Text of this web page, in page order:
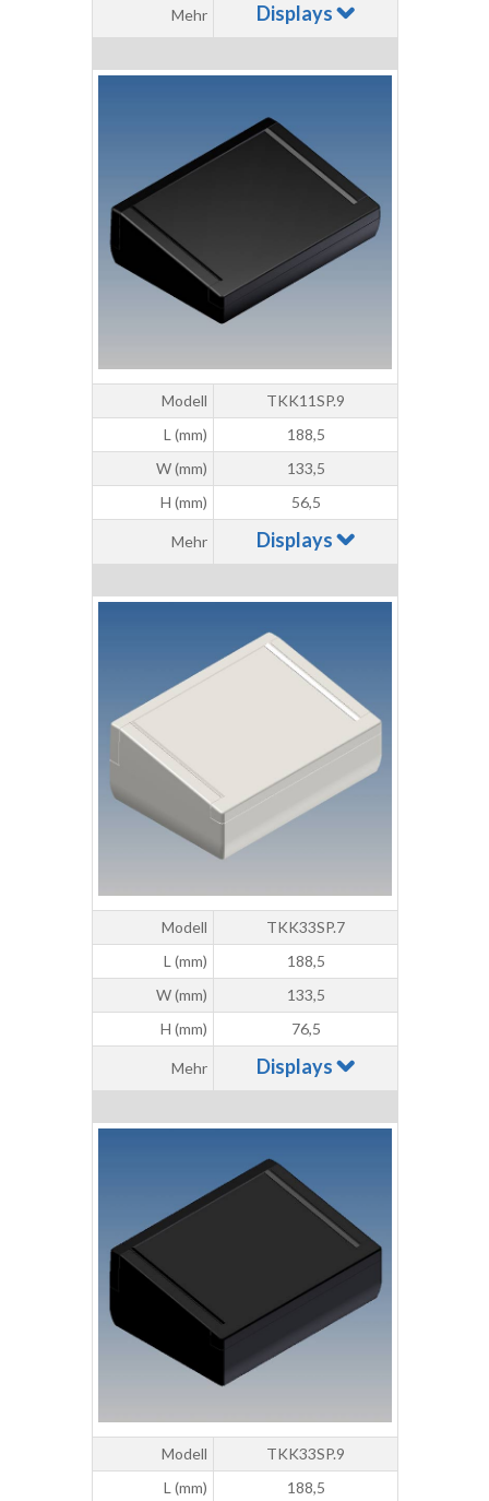
Mehr Displays
Modell
TKK11SP.9
L (mm)
188,5
W (mm)
133,5
H (mm)
56,5
Mehr Displays
Modell
TKK33SP.7
L (mm)
188,5
W (mm)
133,5
H (mm)
76,5
Mehr Displays
Modell
TKK33SP.9
L (mm)
188,5